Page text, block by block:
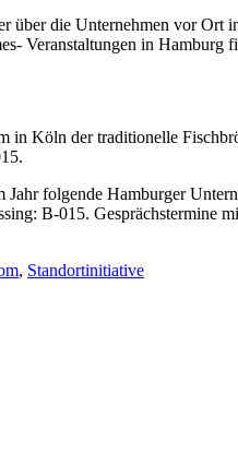
über die Unternehmen vor
Veranstaltungen in
in Köln der traditionelle
Jahr folgende Hamburger
B-015.
, Standortinitiative